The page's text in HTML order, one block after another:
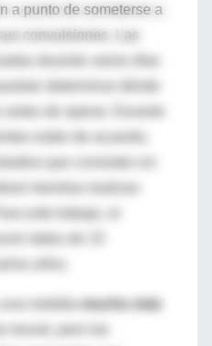
a punto de someterse a
convulsiones. Las
de operar. Durante
están de acuerdo,
datos de 15
mucho más